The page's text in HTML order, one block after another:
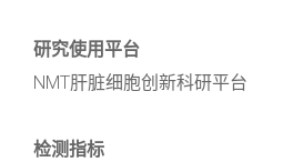
研究使用平台
NMT肝脏细胞创新科研平台
检测指标